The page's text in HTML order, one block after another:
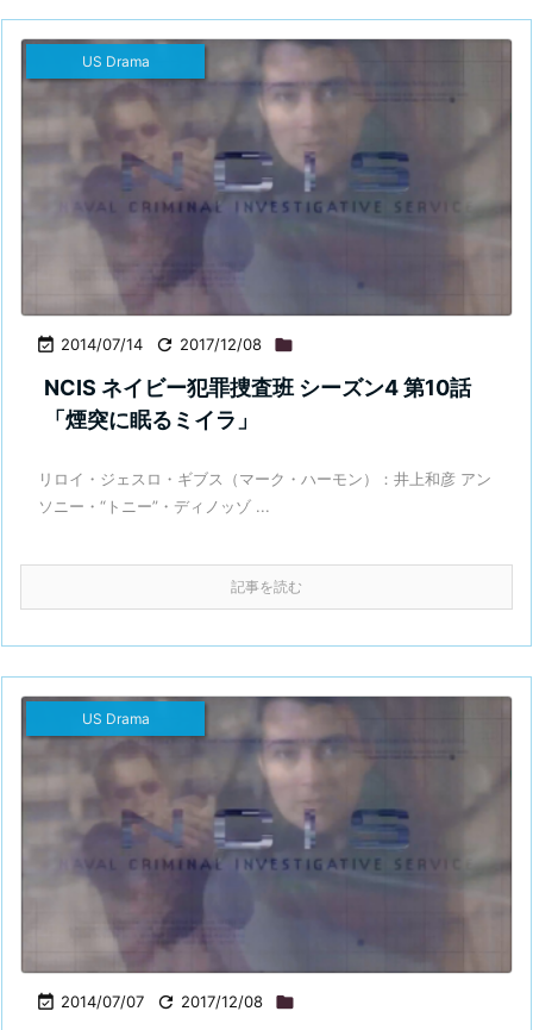
 2014/07/14  2017/12/08 
US Drama
NCIS ネイビー犯罪捜査班 シーズン4 第10話
「煙突に眠るミイラ」
リロイ・ジェスロ・ギブス（マーク・ハーモン）：井上和彦 アン
ソニー・“トニー”・ディノッゾ ...
記事を読む
 2014/07/07  2017/12/08 
US Drama